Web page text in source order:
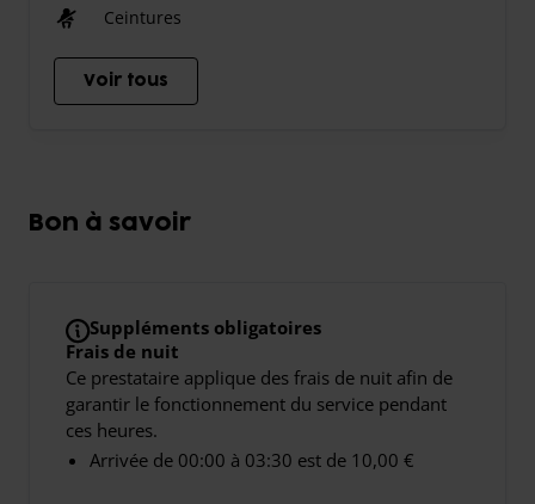
Ceintures
Voir tous
Bon à savoir
Suppléments obligatoires
Frais de nuit
Ce prestataire applique des frais de nuit afin de
garantir le fonctionnement du service pendant
ces heures.
Arrivée de 00:00 à 03:30 est de 10,00 €